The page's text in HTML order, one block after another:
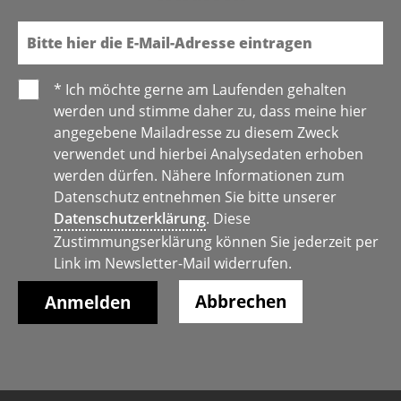
E-Mail
* Ich möchte gerne am Laufenden gehalten
werden und stimme daher zu, dass meine hier
angegebene Mailadresse zu diesem Zweck
verwendet und hierbei Analysedaten erhoben
werden dürfen. Nähere Informationen zum
Datenschutz entnehmen Sie bitte unserer
Datenschutzerklärung. Diese
Zustimmungserklärung können Sie jederzeit per
Link im Newsletter-Mail widerrufen.
Abbrechen